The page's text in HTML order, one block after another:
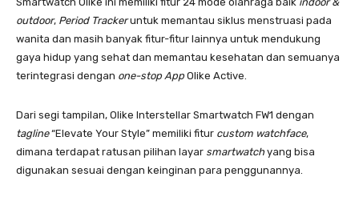
outdoor, Period Trackeruntuk memantau siklus menstruasi pada
wanita dan masih banyak fitur-fitur lainnya untuk mendukung
gaya hidup yang sehat dan memantau kesehatan dan semuanya
terintegrasi dengan one-stop App Olike Active.
Dari segi tampilan, Olike Interstellar Smartwatch FW1 dengan
tagline“Elevate Your Style” memiliki fitur custom watchface,
dimana terdapat ratusan pilihan layar smartwatch yang bisa
digunakan sesuai dengan keinginan para penggunannya.